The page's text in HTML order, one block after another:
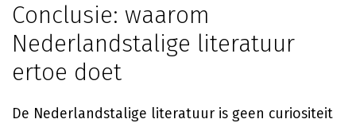
Conclusie: waarom
Nederlandstalige literatuur
ertoe doet
De Nederlandstalige literatuur is geen curiositeit